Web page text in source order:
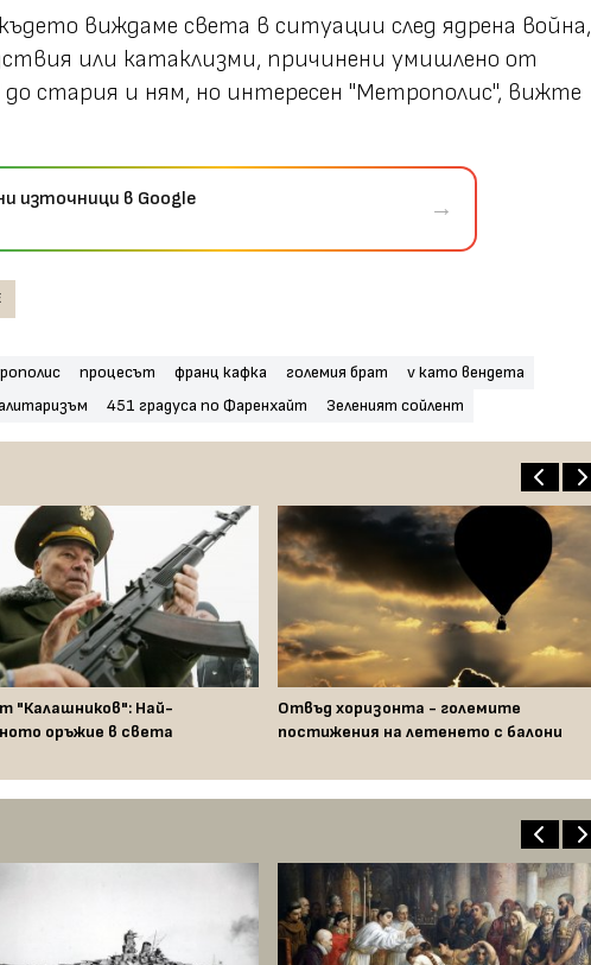
виждаме света в ситуации след ядрена война,
или катаклизми, причинени умишлено от
стария и ням, но интересен "Метрополис", вижте
източници в Google →
процесът франц кафка големия брат
v като вендета
451 градуса по Фаренхайт Зеленият сойлент
"Калашников": Най-
оръжие в света
Отвъд хоризонта - големите
постижения на летенето с балони